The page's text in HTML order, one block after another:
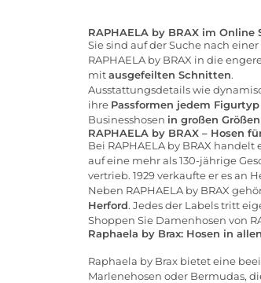
RAPHAELA by BRAX im Online
Sie sind auf der Suche nach
RAPHAELA by BRAX in die
mitausgefeilten Schnitten.
Ausstattungsdetails wie
ihre Passformen jedem
Businesshosen in großen Größen
RAPHAELA by BRAX – Hosen
Bei RAPHAELA by BRAX
auf eine mehr als 130-jährige
vertrieb. 1929 verkaufte er es an
Neben RAPHAELA by BRAX
Herford. Jedes der Labels tritt
Shoppen Sie Damenhosen von
Raphaela by Brax: Hosen in
Raphaela by Brax bietet eine
Marlenehosen oder Bermudas,